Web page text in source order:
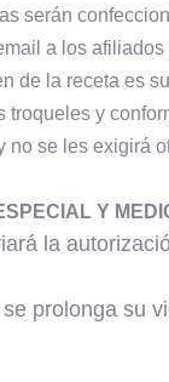
serán
a los
de la receta es
troqueles y
se les exigirá
Y
la
prolonga su